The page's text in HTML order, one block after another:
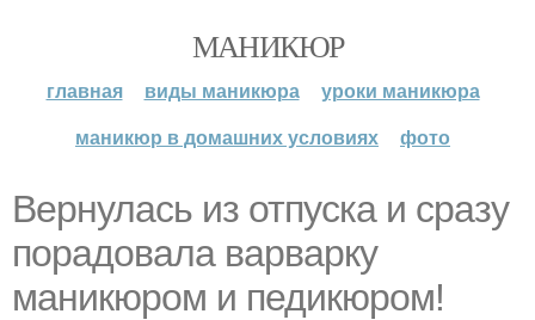
МАНИКЮР
главная виды маникюра
уроки маникюра
маникюр в домашних условиях
фото
Вернулась из отпуска и сразу
порадовала варварку
маникюром и педикюром!